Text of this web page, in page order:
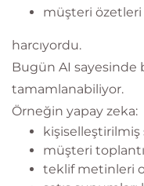
müşteri özetleri
harcıyordu.
Bugün AI sayesinde
tamamlanabiliyor.
Örneğin yapay zeka:
kişiselleştirilmiş
müşteri
teklif metinleri